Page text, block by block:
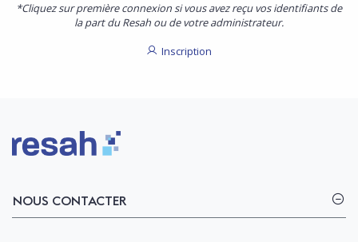
*Cliquez sur première connexion si vous avez reçu vos identifiants de
la part du Resah ou de votre administrateur.
Inscription
Logo Resah
NOUS CONTACTER